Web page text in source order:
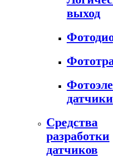
выход
датчики
Средства
разработки
датчиков